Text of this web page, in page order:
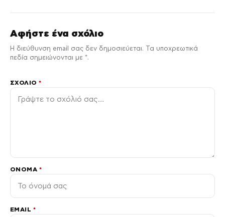
Αφήστε ένα σχόλιο
Η διεύθυνση email σας δεν δημοσιεύεται. Τα υποχρεωτικά
πεδία σημειώνονται με *.
ΣΧΌΛΙΟ*
ΌΝΟΜΑ *
EMAIL *